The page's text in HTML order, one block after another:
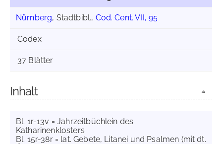
Nürnberg, Stadtbibl., Cod. Cent. VII, 95
Codex
37 Blätter
Inhalt
Bl. 1r-13v = Jahrzeitbüchlein des
Katharinenklosters
Bl. 15r-38r = lat. Gebete, Litanei und Psalmen (mit dt.